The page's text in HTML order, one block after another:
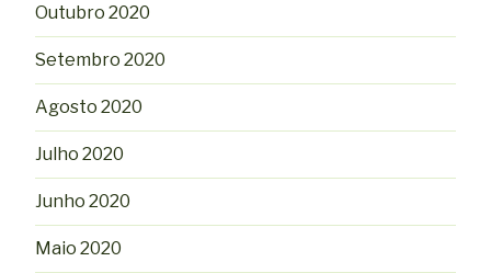
Outubro 2020
Setembro 2020
Agosto 2020
Julho 2020
Junho 2020
Maio 2020